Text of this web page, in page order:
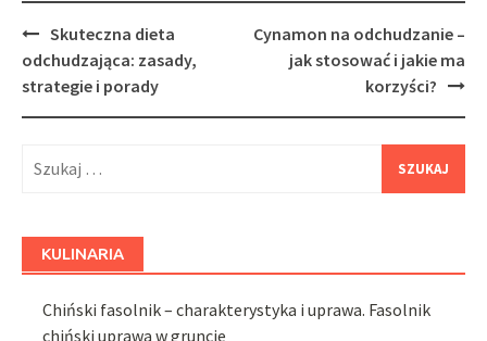
Post
navigation
Skuteczna dieta
odchudzająca: zasady,
strategie i porady
Cynamon na odchudzanie –
jak stosować i jakie ma
korzyści?
KULINARIA
Chiński fasolnik – charakterystyka i uprawa. Fasolnik
chiński uprawa w gruncie